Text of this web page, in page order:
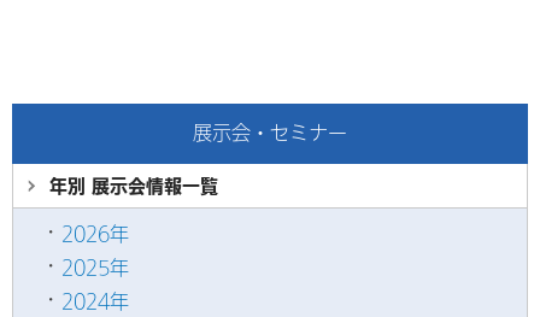
展示会・セミナー
年別 展示会情報一覧
2026年
2025年
2024年